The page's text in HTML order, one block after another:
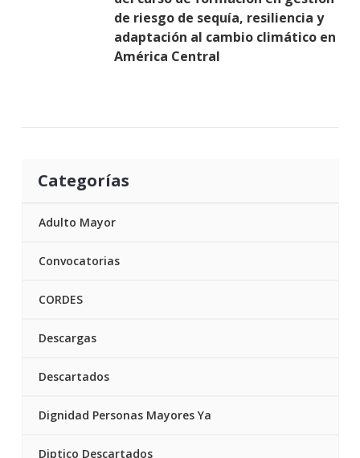
de riesgo de sequía, resiliencia y
adaptación al cambio climático en
América Central
Categorías
Adulto Mayor
Convocatorias
CORDES
Descargas
Descartados
Dignidad Personas Mayores Ya
Diptico Descartados